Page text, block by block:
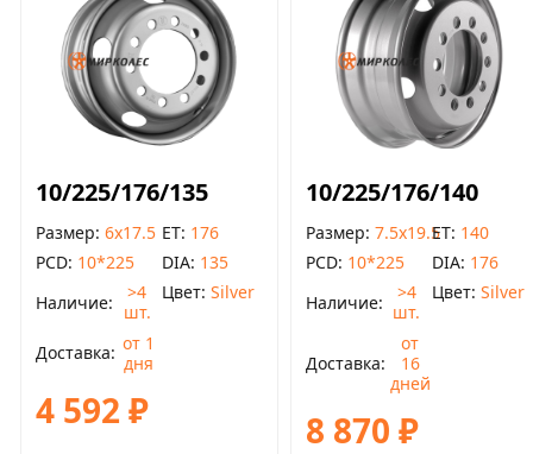
10/225/176/135
Размер 6x17.5
PCD 10*225
Наличие
>4
шт.
Доставка от 1
дня
ET 176
DIA 135
Цвет Silver
4 592 ₽
10/225/176/140
Размер 7.5x19.5
PCD 10*225
Наличие
>4
шт.
Доставка
от
16
дней
ET 140
DIA 176
Цвет Silver
8 870 ₽